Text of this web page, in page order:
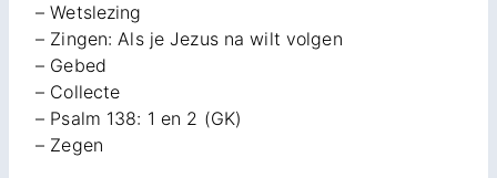
– Wetslezing
– Zingen: Als je Jezus na wilt volgen
– Gebed
– Collecte
– Psalm 138: 1 en 2 (GK)
– Zegen